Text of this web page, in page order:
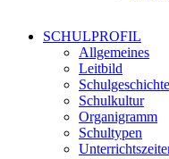
SCHULPROFIL
Allgemeines
Leitbild
Schulgeschichte
Schulkultur
Organigramm
Schultypen